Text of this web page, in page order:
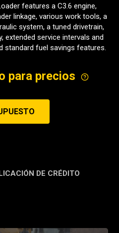
features a C3.6 engine,
linkage, various work tools, a
system, a tuned drivetrain,
extended service intervals and
standard fuel savings features.
para precios
DE CRÉDITO